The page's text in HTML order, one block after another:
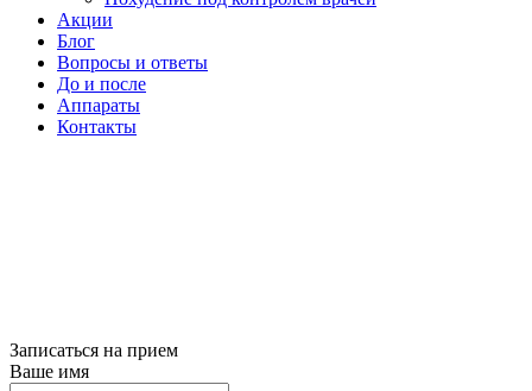
Акции
Блог
Вопросы и ответы
До и после
Аппараты
Контакты
Записаться на прием
Ваше имя